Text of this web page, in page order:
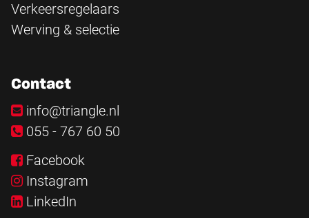
Verkeersregelaars
Werving & selectie
Contact
info@triangle.nl
055 - 767 60 50
Facebook
Instagram
LinkedIn